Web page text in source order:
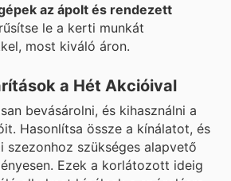
az ápolt és rendezett
le a kerti munkát
most kiváló áron.
a Hét Akcióival
bevásárolni, és kihasználni a
Hasonlítsa össze a kínálatot, és
szezonhoz szükséges alapvető
Ezek a korlátozott ideig